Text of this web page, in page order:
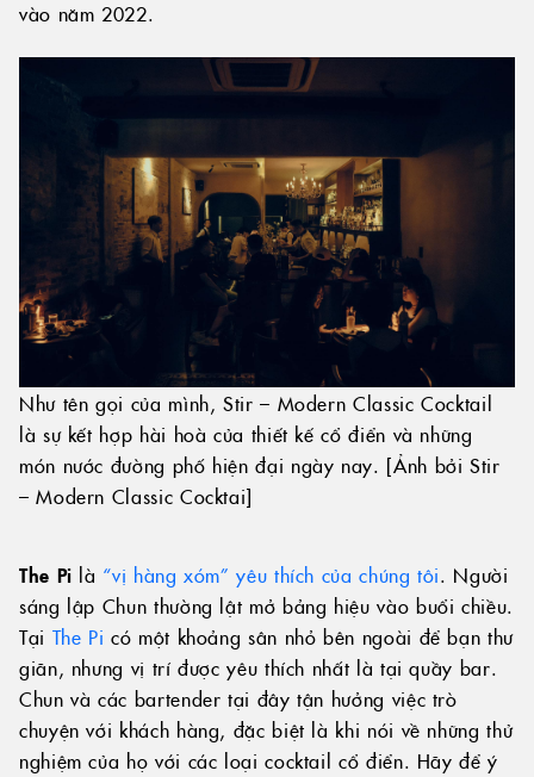
vào năm 2022.
Như tên gọi của mình, Stir – Modern Classic Cocktail
là sự kết hợp hài hoà của thiết kế cổ điển và những
món nước đường phố hiện đại ngày nay. [Ảnh bởi Stir
– Modern Classic Cocktai]
The Pi là “vị hàng xóm” yêu thích của chúng tôi. Người
sáng lập Chun thường lật mở bảng hiệu vào buổi chiều.
Tại The Pi có một khoảng sân nhỏ bên ngoài để bạn thư
giãn, nhưng vị trí được yêu thích nhất là tại quầy bar.
Chun và các bartender tại đây tận hưởng việc trò
chuyện với khách hàng, đặc biệt là khi nói về những thử
nghiệm của họ với các loại cocktail cổ điển. Hãy để ý